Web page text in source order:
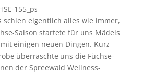
schien eigentlich alles wie immer,
Saison startete für uns Mädels
einigen neuen Dingen. Kurz
überraschte uns die Füchse-
der Spreewald Wellness-